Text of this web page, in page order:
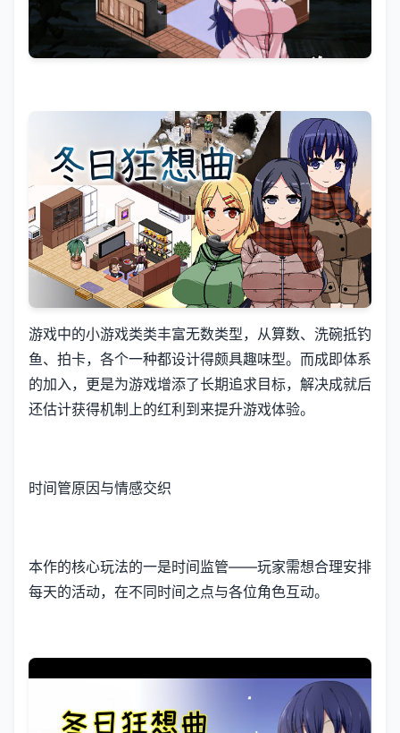
游戏中的小游戏类类丰富无数类型，从算数、洗碗抵钓
鱼、拍卡，各个一种都设计得颇具趣味型。而​​成即体系
的加入​​，更是为游戏增添了长期追求目标，解决成就后
还估计获得机制上的红利到来提升游戏体验。
时间管原因与情感交织
本作的核心玩法的一是时间监管——玩家需想合理安排
每天的活动，在不同时间之点与各位角色互动。